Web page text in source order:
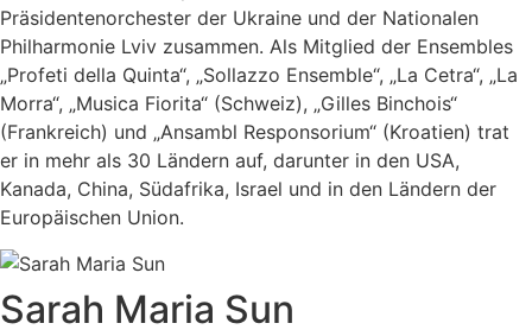
Präsidentenorchester der Ukraine und der Nationalen
Philharmonie Lviv zusammen. Als Mitglied der Ensembles
„Profeti della Quinta“, „Sollazzo Ensemble“, „La Cetra“, „La
Morra“, „Musica Fiorita“ (Schweiz), „Gilles Binchois“
(Frankreich) und „Ansambl Responsorium“ (Kroatien) trat
er in mehr als 30 Ländern auf, darunter in den USA,
Kanada, China, Südafrika, Israel und in den Ländern der
Europäischen Union.
Sarah Maria Sun